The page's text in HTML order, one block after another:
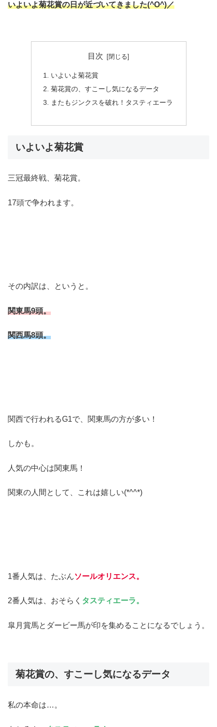
いよいよ菊花賞の日が近づいてきました(^O^)／
目次
いよいよ菊花賞
菊花賞の、すこーし気になるデータ
またもジンクスを破れ！タスティエーラ
いよいよ菊花賞
三冠最終戦、菊花賞。
17頭で争われます。
その内訳は、というと。
関東馬9頭。
関西馬8頭。
関西で行われるG1で、関東馬の方が多い！
しかも。
人気の中心は関東馬！
関東の人間として、これは嬉しい(*^^*)
1番人気は、たぶんソールオリエンス。
2番人気は、おそらく タスティエーラ。
皐月賞馬とダービー馬が印を集めることになるでしょう。
菊花賞の、すこーし気になるデータ
私の本命は…。